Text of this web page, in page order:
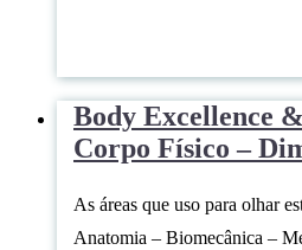
Body Excellence
Corpo Físico –
As áreas que uso para olhar
Anatomia – Biomecânica –